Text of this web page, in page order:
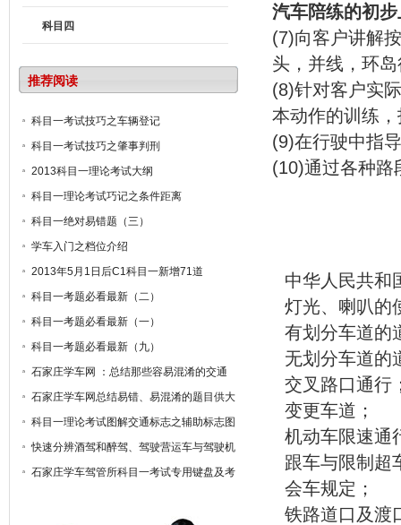
科目四
推荐阅读
科目一考试技巧之车辆登记
科目一考试技巧之肇事判刑
2013科目一理论考试大纲
科目一理论考试巧记之条件距离
科目一绝对易错题（三）
学车入门之档位介绍
2013年5月1日后C1科目一新增71道
科目一考题必看最新（二）
科目一考题必看最新（一）
科目一考题必看最新（九）
石家庄学车网 ：总结那些容易混淆的交通
石家庄学车网总结易错、易混淆的题目供大
科目一理论考试图解交通标志之辅助标志图
快速分辨酒驾和醉驾、驾驶营运车与驾驶机
石家庄学车驾管所科目一考试专用键盘及考
汽车陪练的初
(7)向客户讲解
头，并线，环
(8)针对客户实
本动作的训练
(9)在行驶中指
(10)通过各种路
中华人民共和
灯光、喇叭的
有划分车道的
无划分车道的
交叉路口通行
变更车道；
机动车限速通
跟车与限制超
会车规定；
铁路道口及渡